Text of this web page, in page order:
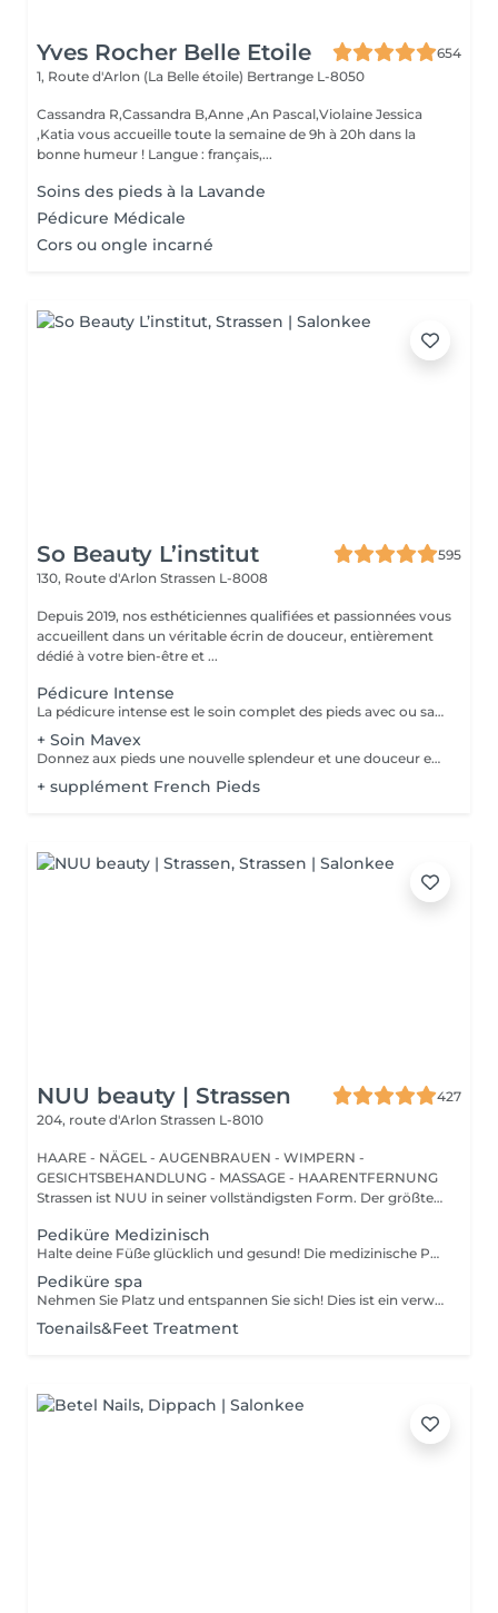
Yves Rocher Belle Etoile
654
1, Route d'Arlon (La Belle étoile) Bertrange L-8050
Cassandra R,Cassandra B,Anne ,An Pascal,Violaine Jessica
,Katia vous accueille toute la semaine de 9h à 20h dans la
bonne humeur ! Langue : français,...
Soins des pieds à la Lavande
Pédicure Médicale
Cors ou ongle incarné
So Beauty L’institut
595
130, Route d'Arlon Strassen L-8008
Depuis 2019, nos esthéticiennes qualifiées et passionnées vous
accueillent dans un véritable écrin de douceur, entièrement
dédié à votre bien-être et ...
Pédicure Intense
La pédicure intense est le soin complet des pieds avec ou sans souci particulier. Elle comprend : bain de pied, pousse et coupe des cuticules, coupe et limage des ongles, travail des callosités et/ou cors au bistouri/crédo, rape, gommage, massage avec crème de soin. La pose de vernis transparent est incluse si souhaitée.
+ Soin Mavex
Donnez aux pieds une nouvelle splendeur et une douceur extraordinaire grâce à un traitement agréable et relaxant. Mavex Calluspeeling® est un soin professionnel pour la beauté des pieds qui permet d'obtenir des résultats immédiats et incroyables avec une seule séance. Rapide, facile, et efficace ! Mavex Calluspeeling® peut être réalisé seul comme une pédicure classique mais sans lame ni fraise, ou proposé en complément en cabine lors d'un soin visage (lors de la pose d'un masque), soin corps (lors d'un enveloppement), ou d'un soin des ongles et des cuticules.
+ supplément French Pieds
NUU beauty | Strassen
427
204, route d'Arlon Strassen L-8010
HAARE - NÄGEL - AUGENBRAUEN - WIMPERN -
GESICHTSBEHANDLUNG - MASSAGE - HAARENTFERNUNG
Strassen ist NUU in seiner vollständigsten Form. Der größte
Pediküre Medizinisch
Halte deine Füße glücklich und gesund! Die medizinische Pediküre ist eine spezialisierte Form der Fußbehandlung, bei der ein Nagelmeister Probleme wie Hornhaut, Risse und deformierte Nägel behandelt. Wie wird die medizinische Pediküre durchgeführt? - Problemidentifikation - Desinfektion und Erweichung der Füße - Entfernung von Hornhaut - Behandlung der Nagelplatte - Hautbehandlung - Auftragen einer medizinischen Creme Altersbeschränkungen: empfohlen ab 16 Jahren. Empfehlungen nach dem Eingriff: professionelle häusliche Pflege wird nach dem Eingriff empfohlen. Frequenz: einmal in 3-4 Wochen.
Pediküre spa
Nehmen Sie Platz und entspannen Sie sich! Dies ist ein verwöhnendes Fußpflegeerlebnis, das in der Regel die Fußexfoliation mit einem Fußpeeling und einer Kombination aus feuchtigkeitsspendenden Produkten umfasst. Unsere Meisterinnen führen eine Edged-Pediküre durch. Wie wird eine Pediküre SPA durchgeführt? - die Füße werden gereinigt und eingeweicht - die Nägel werden geschnitten, die Nagelplatte wird geformt und gefeilt - die Füße werden in Wasser eingetaucht - ein Peeling wird auf die Füße aufgetragen - eine Maske wird aufgetragen - die Nagelhaut und seitlichen Rillen werden korrigiert - die Fersen werden gereinigt - nagelhautöl und Fußcreme werden aufgetragen Altersbeschränkungen: empfohlen ab 14 Jahren. Empfehlungen nach dem Eingriff: es gibt keine speziellen Empfehlungen nach diesem Verfahren. Frequenz: einmal in 3-4 Wochen.
Toenails&Feet Treatment